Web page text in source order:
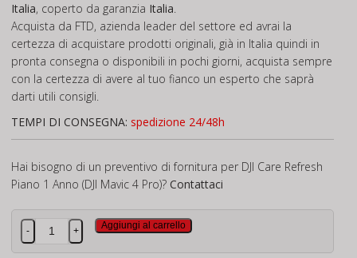
Italia, coperto da garanzia Italia.
Acquista da FTD, azienda leader del settore ed avrai la
certezza di acquistare prodotti originali, già in Italia quindi in
pronta consegna o disponibili in pochi giorni, acquista sempre
con la certezza di avere al tuo fianco un esperto che saprà
darti utili consigli.
TEMPI DI CONSEGNA: spedizione 24/48h
Hai bisogno di un preventivo di fornitura per DJI Care Refresh
Piano 1 Anno (DJI Mavic 4 Pro)? Contattaci
DJI
Care
- +
Aggiungi al carrello